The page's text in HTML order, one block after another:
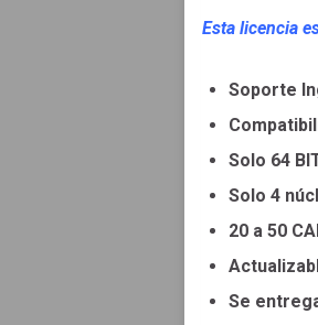
Esta licencia
Soporte
Solo 64
Solo 4
20 a 50
Se